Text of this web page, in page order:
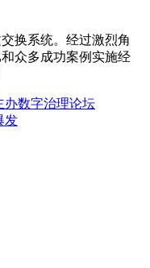
换系统。经过激烈角
众多成功案例实施经
办数字治理论坛
发